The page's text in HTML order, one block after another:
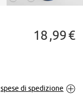
ingrandire
18 99€
spese di spedizione